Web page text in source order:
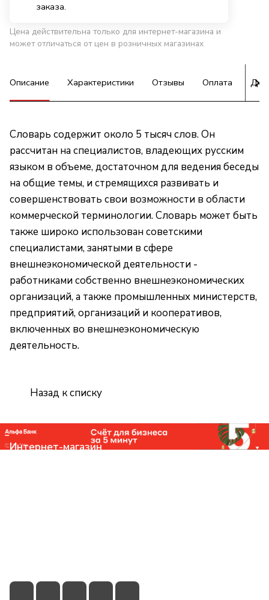
заказа.
Цена действительна только для интернет-магазина и
может отличаться от цен в розничных магазинах
Описание Характеристики Отзывы Оплата
Словарь содержит около 5 тысяч слов. Он
рассчитан на специалистов, владеющих русским
языком в объеме, достаточном для ведения беседы
на общие темы, и стремящихся развивать и
совершенствовать свои возможности в области
коммерческой терминологии. Словарь может быть
также широко использован советскими
специалистами, занятыми в сфере
внешнеэкономической деятельности -
работниками собственно внешнеэкономических
организаций, а также промышленных министерств,
предприятий, организаций и кооперативов,
включенных во внешнеэкономическую
деятельность.
Назад к списку
Интернет-магазин